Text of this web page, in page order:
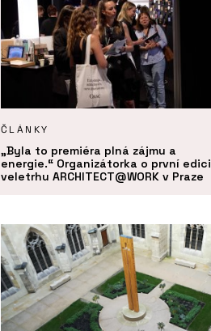
ČLÁNKY
„Byla to premiéra plná zájmu a
energie.“ Organizátorka o první edici
veletrhu ARCHITECT@WORK v Praze